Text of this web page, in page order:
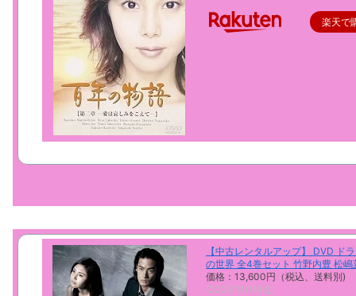
楽天で
【中古レンタルアップ】 DVD ド
の世界 全4巻セット 竹野内豊 松嶋
価格：13,600円（税込、送料別)
(2025/11/1時点)